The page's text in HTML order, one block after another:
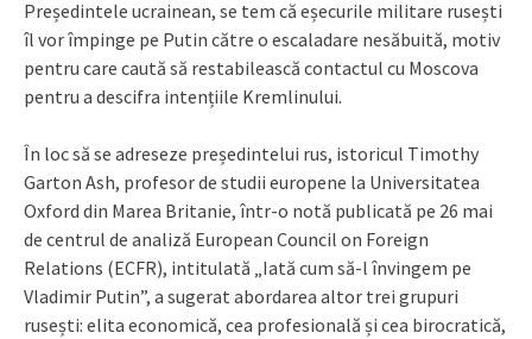
Președintele ucrainean, se tem că eșecurile militare rusești
îl vor împinge pe Putin către o escaladare nesăbuită, motiv
pentru care caută să restabilească contactul cu Moscova
pentru a descifra intențiile Kremlinului.
În loc să se adreseze președintelui rus, istoricul Timothy
Garton Ash, profesor de studii europene la Universitatea
Oxford din Marea Britanie, într-o notă publicată pe 26 mai
de centrul de analiză European Council on Foreign
Relations (ECFR), intitulată „Iată cum să-l învingem pe
Vladimir Putin”, a sugerat abordarea altor trei grupuri
rusești: elita economică, cea profesională și cea birocratică,